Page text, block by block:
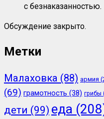
с безнаказанностью.
Обсуждение закрыто.
Метки
Малаховка (88) армия
(69) грамотность (38) грибы
дети (99) еда